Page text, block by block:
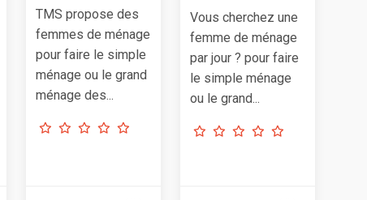
TMS propose des
femmes de ménage
pour faire le simple
ménage ou le grand
ménage des...
Vous cherchez une
femme de ménage
par jour ? pour faire
le simple ménage
ou le grand...